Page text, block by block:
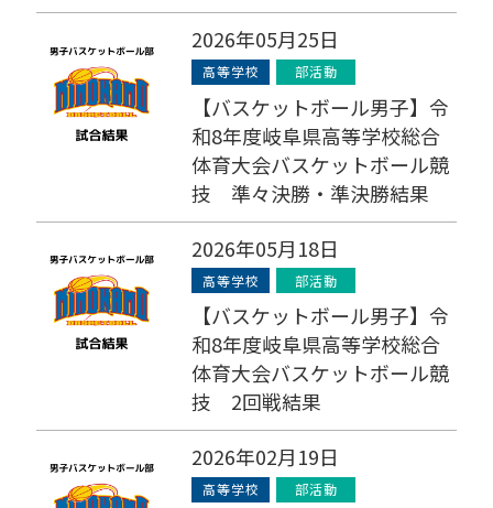
2026年05月25日
高等学校 部活動
【バスケットボール男子】令
和8年度岐阜県高等学校総合
体育大会バスケットボール競
技 準々決勝・準決勝結果
2026年05月18日
高等学校 部活動
【バスケットボール男子】令
和8年度岐阜県高等学校総合
体育大会バスケットボール競
技 2回戦結果
2026年02月19日
高等学校 部活動